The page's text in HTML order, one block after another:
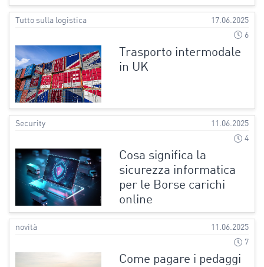
Tutto sulla logistica
17.06.2025
6
Trasporto intermodale
in UK
Security
11.06.2025
4
Cosa significa la
sicurezza informatica
per le Borse carichi
online
novità
11.06.2025
7
Come pagare i pedaggi